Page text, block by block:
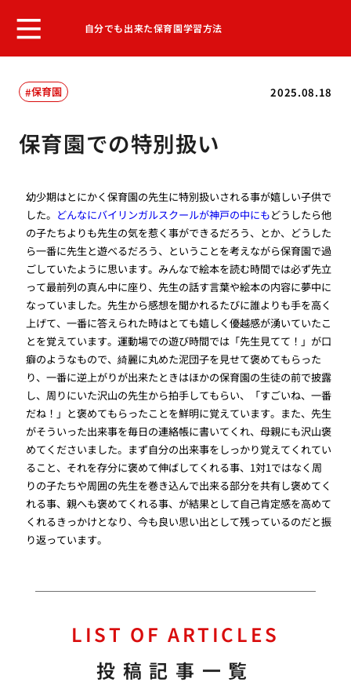
自分でも出来た保育園学習方法
2025.08.18
保育園
保育園での特別扱い
幼少期はとにかく保育園の先生に特別扱いされる事が嬉しい子供で
した。 どんなにバイリンガルスクールが神戸の中にもどうしたら他
の子たちよりも先生の気を惹く事ができるだろう、とか、どうした
ら一番に先生と遊べるだろう、ということを考えながら保育園で過
ごしていたように思います。みんなで絵本を読む時間では必ず先立
って最前列の真ん中に座り、先生の話す言葉や絵本の内容に夢中に
なっていました。先生から感想を聞かれるたびに誰よりも手を高く
上げて、一番に答えられた時はとても嬉しく優越感が湧いていたこ
とを覚えています。運動場での遊び時間では「先生見てて！」が口
癖のようなもので、綺麗に丸めた泥団子を見せて褒めてもらった
り、一番に逆上がりが出来たときはほかの保育園の生徒の前で披露
し、周りにいた沢山の先生から拍手してもらい、「すごいね、一番
だね！」と褒めてもらったことを鮮明に覚えています。また、先生
がそういった出来事を毎日の連絡帳に書いてくれ、母親にも沢山褒
めてくださいました。まず自分の出来事をしっかり覚えてくれてい
ること、それを存分に褒めて伸ばしてくれる事、1対1ではなく周
りの子たちや周囲の先生を巻き込んで出来る部分を共有し褒めてく
れる事、親へも褒めてくれる事、が結果として自己肯定感を高めて
くれるきっかけとなり、今も良い思い出として残っているのだと振
り返っています。
LIST OF ARTICLES
投稿記事一覧